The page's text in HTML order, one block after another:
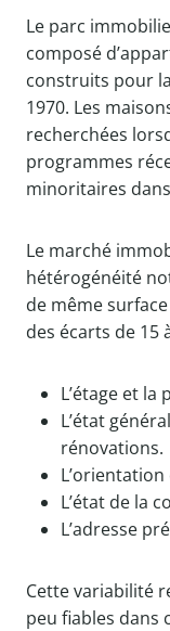
Le parc
composé
construits pour
1970. Les
recherchées
programmes
minoritaires
Le marché
hétérogénéité
de même
des écarts de 15
L’étage et la
L’état
rénovations.
L’état de la
L’adresse
Cette variabilité
peu fiables dans